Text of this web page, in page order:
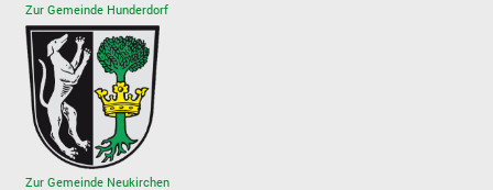
Zur Gemeinde Hunderdorf
Zur Gemeinde Neukirchen